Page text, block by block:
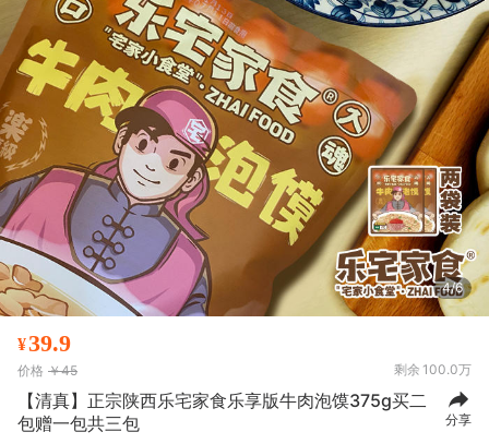
4/6
¥39.9
价格 ￥45 剩余 100.0万
【清真】正宗陕西乐宅家食乐享版牛肉泡馍375g买二
包赠一包共三包
分享